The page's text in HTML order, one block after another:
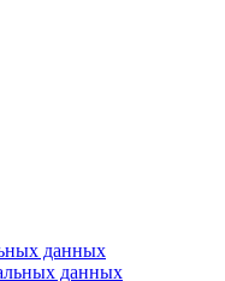
данных
данных